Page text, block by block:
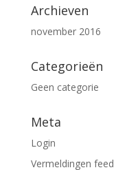
Archieven
november 2016
Categorieën
Geen categorie
Meta
Login
Vermeldingen feed